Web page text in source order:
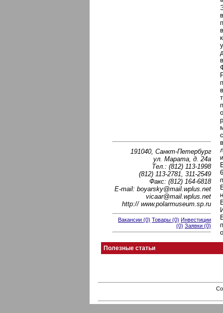
191040, Санкт-Петербург
ул. Марата, д. 24а
Тел.: (812) 113-1998
(812) 113-2781, 311-2549
Факс: (812) 164-6818
E-mail: boyarsky@mail.wplus.net
vicaar@mail.wplus.net
http:// www.polarmuseum.sp.ru
Вакансии (0) Товары (0) Инвестиции
(0) Заявки (0)
Полезные статьи